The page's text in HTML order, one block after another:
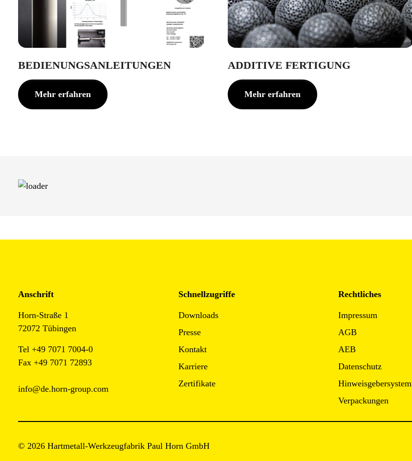
BEDIENUNGSANLEITUNGEN
Mehr erfahren
ADDITIVE FERTIGUNG
Mehr erfahren
Anschrift
Horn-Straße 1
72072 Tübingen
Tel +49 7071 7004-0
Fax +49 7071 72893
info@de.horn-group.com
Schnellzugriffe
Downloads
Presse
Kontakt
Karriere
Zertifikate
Rechtliches
Impressum
AGB
AEB
Datenschutz
Hinweisgebersystem
Verpackungen
© 2026 Hartmetall-Werkzeugfabrik Paul Horn GmbH